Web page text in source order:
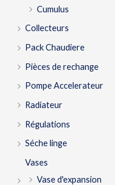
Cumulus
Collecteurs
Pack Chaudiere
Pièces de rechange
Pompe Accelerateur
Radiateur
Régulations
Séche linge
Vases
Vase d'expansion